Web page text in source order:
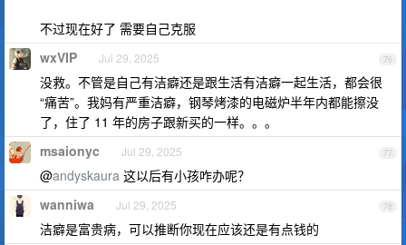
不过现在好了 需要自己克服
76
wxVIP Jul 29, 2025
没救。不管是自己有洁癖还是跟生活有洁癖一起生活，都会很
“痛苦”。我妈有严重洁癖，钢琴烤漆的电磁炉半年内都能擦没
了，住了 11 年的房子跟新买的一样。。。
77
msaionyc Jul 29, 2025
@andyskaura 这以后有小孩咋办呢？
78
wanniwa Jul 29, 2025
洁癖是富贵病，可以推断你现在应该还是有点钱的